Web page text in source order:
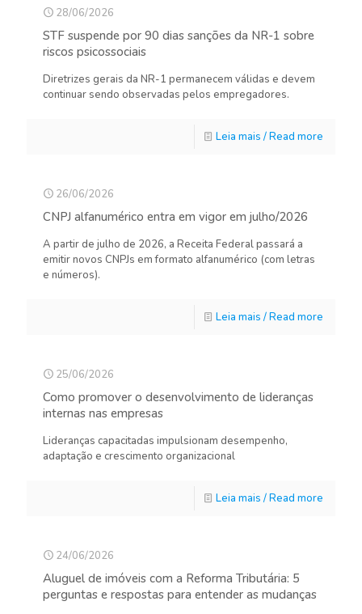
28/06/2026
STF suspende por 90 dias sanções da NR-1 sobre
riscos psicossociais
Diretrizes gerais da NR-1 permanecem válidas e devem
continuar sendo observadas pelos empregadores.
Leia mais / Read more
26/06/2026
CNPJ alfanumérico entra em vigor em julho/2026
A partir de julho de 2026, a Receita Federal passará a
emitir novos CNPJs em formato alfanumérico (com letras
e números).
Leia mais / Read more
25/06/2026
Como promover o desenvolvimento de lideranças
internas nas empresas
Lideranças capacitadas impulsionam desempenho,
adaptação e crescimento organizacional
Leia mais / Read more
24/06/2026
Aluguel de imóveis com a Reforma Tributária: 5
perguntas e respostas para entender as mudanças